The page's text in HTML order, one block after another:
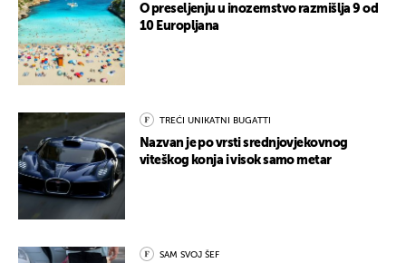
O preseljenju u inozemstvo razmišlja 9 od
10 Europljana
TREĆI UNIKATNI BUGATTI
Nazvan je po vrsti srednjovjekovnog
viteškog konja i visok samo metar
SAM SVOJ ŠEF